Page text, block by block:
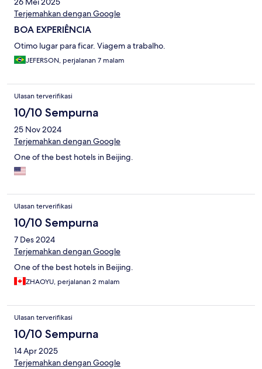
Terjemahkan dengan Google
BOA EXPERIÊNCIA
Otimo lugar para ficar. Viagem a trabalho.
JEFERSON, perjalanan 7 malam
Ulasan terverifikasi
10/10 Sempurna
25 Nov 2024
Terjemahkan dengan Google
One of the best hotels in Beijing.
Ulasan terverifikasi
10/10 Sempurna
7 Des 2024
Terjemahkan dengan Google
One of the best hotels in Beijing.
ZHAOYU, perjalanan 2 malam
Ulasan terverifikasi
10/10 Sempurna
14 Apr 2025
Terjemahkan dengan Google